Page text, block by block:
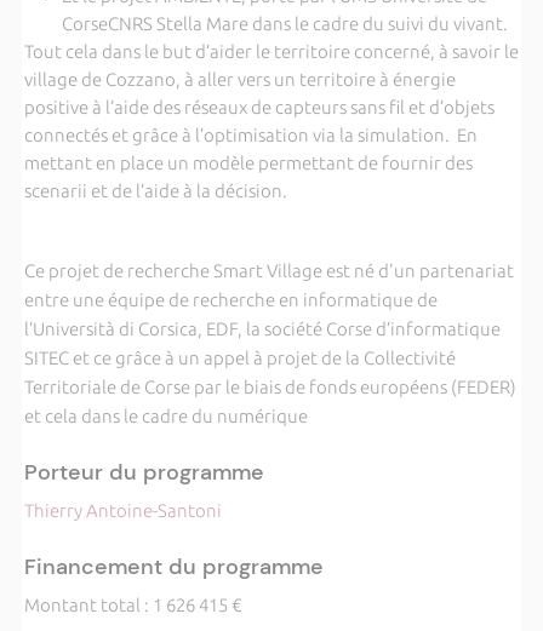
CorseCNRS Stella Mare dans le cadre du suivi du vivant.
Tout cela dans le but d’aider le territoire concerné, à savoir le
village de Cozzano, à aller vers un territoire à énergie
positive à l’aide des réseaux de capteurs sans fil et d’objets
connectés et grâce à l’optimisation via la simulation. En
mettant en place un modèle permettant de fournir des
scenarii et de l’aide à la décision.
Ce projet de recherche Smart Village est né d'un partenariat
entre une équipe de recherche en informatique de
l’Università di Corsica, EDF, la société Corse d’informatique
SITEC et ce grâce à un appel à projet de la Collectivité
Territoriale de Corse par le biais de fonds européens (FEDER)
et cela dans le cadre du numérique
Porteur du programme
Thierry Antoine-Santoni
Financement du programme
Montant total : 1 626 415 €